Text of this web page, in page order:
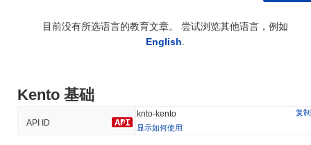
目前没有所选语言的教育文章。 尝试浏览其他语言，例如
English
Kento 基础
API ID
knto-kento
复制
显示如何使用